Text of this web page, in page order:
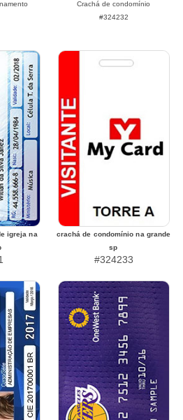
Crachá de condomínio
#324232
igreja na
crachá de condomínio na grande
sp
#324233